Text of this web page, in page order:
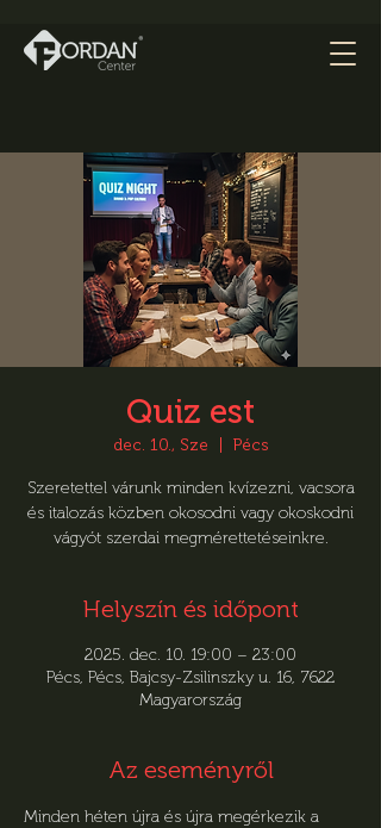
Quiz est
dec. 10., Sze Pécs
Szeretettel várunk minden kvízezni, vacsora
és italozás közben okosodni vagy okoskodni
vágyót szerdai megmérettetéseinkre.
Helyszín és időpont
2025. dec. 10. 19:00 – 23:00
Pécs, Pécs, Bajcsy-Zsilinszky u. 16, 7622
Magyarország
Az eseményről
Minden héten újra és újra megérkezik a